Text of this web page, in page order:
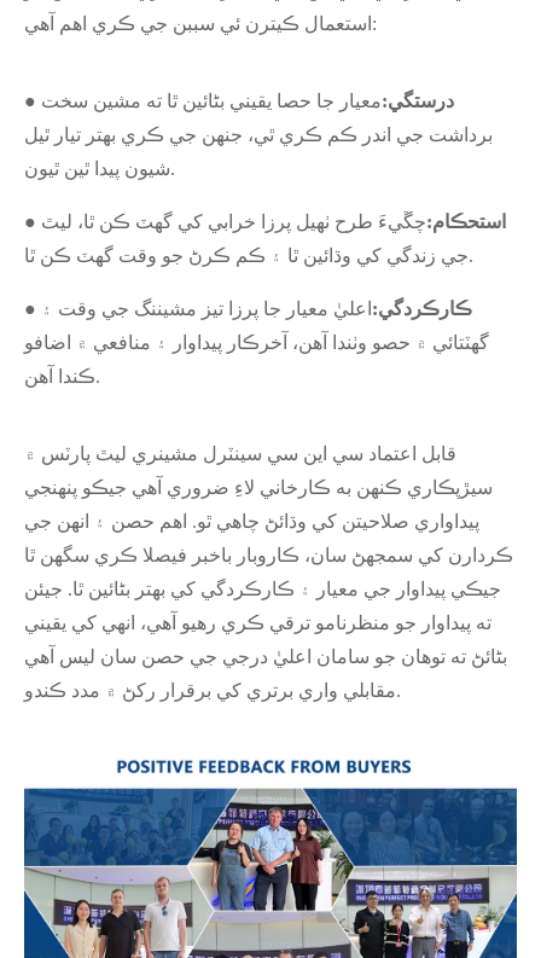
استعمال ڪيترن ئي سببن جي ڪري اهم آهي:
● درستگي:معيار جا حصا يقيني بڻائين ٿا ته مشين سخت
برداشت جي اندر ڪم ڪري ٿي، جنهن جي ڪري بهتر تيار ٿيل
شيون پيدا ٿين ٿيون.
● استحڪام:چڱيءَ طرح ٺهيل پرزا خرابي کي گهٽ ڪن ٿا، ليٿ
جي زندگي کي وڌائين ٿا ۽ ڪم ڪرڻ جو وقت گهٽ ڪن ٿا.
● ڪارڪردگي: اعليٰ معيار جا پرزا تيز مشيننگ جي وقت ۽
گھٽتائي ۾ حصو وٺندا آهن، آخرڪار پيداوار ۽ منافعي ۾ اضافو
ڪندا آهن.
قابل اعتماد سي اين سي سينٽرل مشينري ليٿ پارٽس ۾
سيڙپڪاري ڪنهن به ڪارخاني لاءِ ضروري آهي جيڪو پنهنجي
پيداواري صلاحيتن کي وڌائڻ چاهي ٿو. اهم حصن ۽ انهن جي
ڪردارن کي سمجهڻ سان، ڪاروبار باخبر فيصلا ڪري سگهن ٿا
جيڪي پيداوار جي معيار ۽ ڪارڪردگي کي بهتر بڻائين ٿا. جيئن
ته پيداوار جو منظرنامو ترقي ڪري رهيو آهي، انهي کي يقيني
بڻائڻ ته توهان جو سامان اعليٰ درجي جي حصن سان ليس آهي
مقابلي واري برتري کي برقرار رکڻ ۾ مدد ڪندو.